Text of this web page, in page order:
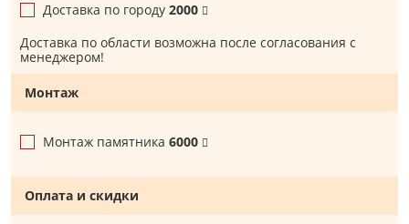
Доставка по городу 2000
Доставка по области возможна после согласования с
менеджером!
Монтаж
Монтаж памятника 6000
Оплата и скидки